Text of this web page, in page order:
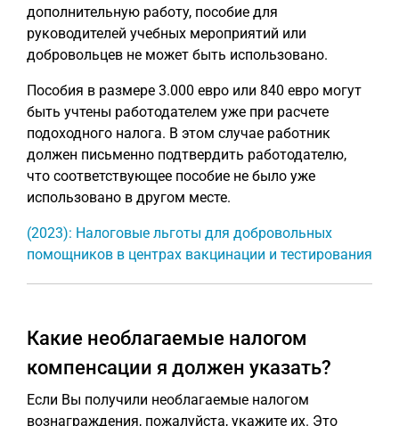
дополнительную работу, пособие для
руководителей учебных мероприятий или
добровольцев не может быть использовано.
Пособия в размере 3.000 евро или 840 евро могут
быть учтены работодателем уже при расчете
подоходного налога. В этом случае работник
должен письменно подтвердить работодателю,
что соответствующее пособие не было уже
использовано в другом месте.
(2023): Налоговые льготы для добровольных
помощников в центрах вакцинации и тестирования
Какие необлагаемые налогом
компенсации я должен указать?
Если Вы получили необлагаемые налогом
вознаграждения, пожалуйста, укажите их. Это